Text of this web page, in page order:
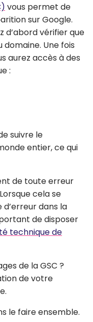
vous permet de
sur Google.
d’abord vérifier que
Une fois
aurez accès à des
:
suivre le
entier, ce qui
de toute erreur
cela se
dans la
de disposer
technique de
de la GSC ?
de votre
le faire ensemble.